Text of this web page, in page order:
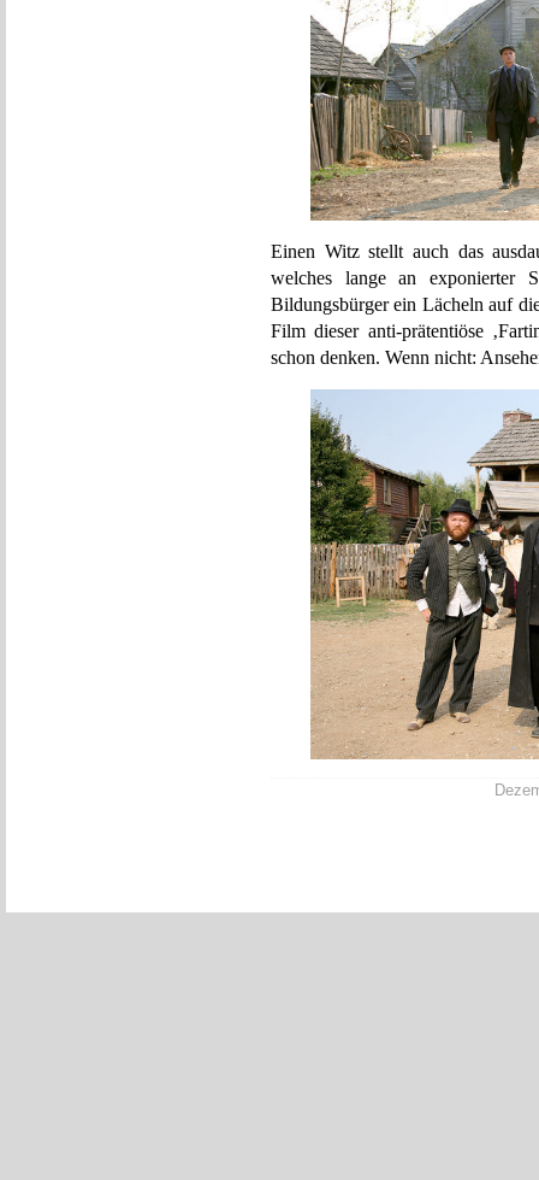
Einen Witz stellt auch das
welches lange an
Bildungsbürger ein Lächeln auf
Film dieser anti-prätentiöse
schon denken. Wenn nicht: